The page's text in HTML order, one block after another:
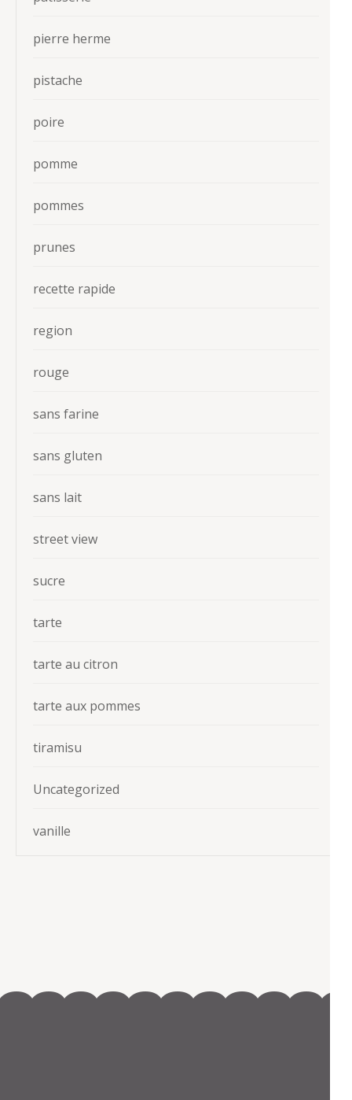
pierre herme
pistache
poire
pomme
pommes
prunes
recette rapide
region
rouge
sans farine
sans gluten
sans lait
street view
sucre
tarte
tarte au citron
tarte aux pommes
tiramisu
Uncategorized
vanille